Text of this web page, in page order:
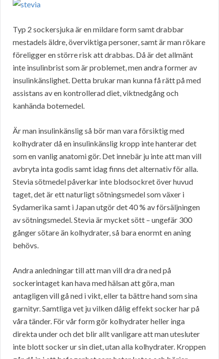
Typ 2 sockersjuka är en mildare form samt drabbar
mestadels äldre, överviktiga personer, samt är man rökare
föreligger en större risk att drabbas. Då är det allmänt
inte insulinbrist som är problemet, men andra former av
insulinkänslighet. Detta brukar man kunna få rätt på med
assistans av en kontrollerad diet, viktnedgång och
kanhända botemedel.
Är man insulinkänslig så bör man vara försiktig med
kolhydrater då en insulinkänslig kropp inte hanterar det
som en vanlig anatomi gör. Det innebär ju inte att man vill
avbryta inta godis samt idag finns det alternativ för alla.
Stevia sötmedel påverkar inte blodsockret över huvud
taget, det är ett naturligt sötningsmedel som växer i
Sydamerika samt i Japan utgör det 40 % av försäljningen
av sötningsmedel. Stevia är mycket sött – ungefär 300
gånger sötare än kolhydrater, så bara enormt en aning
behövs.
Andra anledningar till att man vill dra dra ned på
sockerintaget kan hava med hälsan att göra, man
antagligen vill gå ned i vikt, eller ta bättre hand som sina
garnityr. Samtliga vet ju vilken dålig effekt socker har på
våra tänder. För vår form gör kolhydrater heller inga
direkta under och det blir allt vanligare att man utesluter
inte blott socker ur sin diet, utan alla kolhydrater. Kroppen